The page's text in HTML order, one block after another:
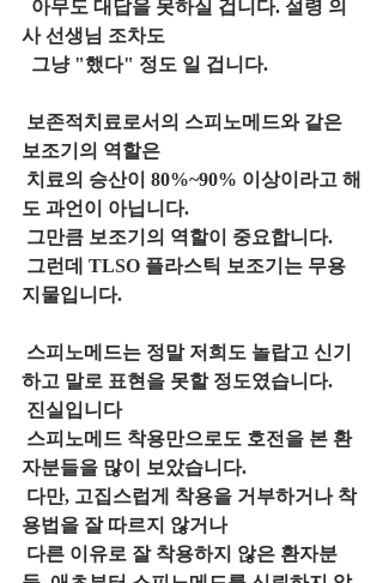
아무도 대답을 못하실 겁니다. 설령 의
사 선생님 조차도
그냥 "했다" 정도 일 겁니다.
보존적치료로서의 스피노메드와 같은
보조기의 역할은
치료의 승산이 80%~90% 이상이라고 해
도 과언이 아닙니다.
그만큼 보조기의 역할이 중요합니다.
그런데 TLSO 플라스틱 보조기는 무용
지물입니다.
스피노메드는 정말 저희도 놀랍고 신기
하고 말로 표현을 못할 정도였습니다.
진실입니다
스피노메드 착용만으로도 호전을 본 환
자분들을 많이 보았습니다.
다만, 고집스럽게 착용을 거부하거나 착
용법을 잘 따르지 않거나
다른 이유로 잘 착용하지 않은 환자분